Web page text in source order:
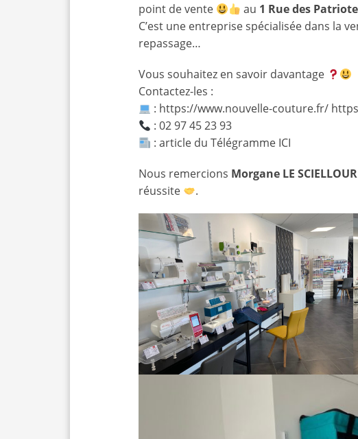
point de vente
au 1 Rue des
C’est une entreprise spécialisée dans la
repassage…
Vous souhaitez en savoir davantage
Contactez-les :
: https://www.nouvelle-couture.fr/
: 02 97 45 23 93
: article du Télégramme ICI
Nous remercions Morgane LE SCIELLOUR
réussite
.